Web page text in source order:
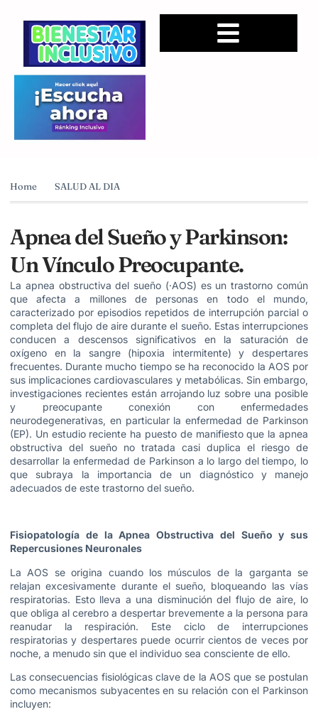
Home SALUD AL DIA
Apnea del Sueño y Parkinson:
Un Vínculo Preocupante.
La apnea obstructiva del sueño (·AOS) es un trastorno común
que afecta a millones de personas en todo el mundo,
caracterizado por episodios repetidos de interrupción parcial o
completa del flujo de aire durante el sueño. Estas interrupciones
conducen a descensos significativos en la saturación de
oxígeno en la sangre (hipoxia intermitente) y despertares
frecuentes. Durante mucho tiempo se ha reconocido la AOS por
sus implicaciones cardiovasculares y metabólicas. Sin embargo,
investigaciones recientes están arrojando luz sobre una posible
y preocupante conexión con enfermedades
neurodegenerativas, en particular la enfermedad de Parkinson
(EP). Un estudio reciente ha puesto de manifiesto que la apnea
obstructiva del sueño no tratada casi duplica el riesgo de
desarrollar la enfermedad de Parkinson a lo largo del tiempo, lo
que subraya la importancia de un diagnóstico y manejo
adecuados de este trastorno del sueño.
Fisiopatología de la Apnea Obstructiva del Sueño y sus
Repercusiones Neuronales
La AOS se origina cuando los músculos de la garganta se
relajan excesivamente durante el sueño, bloqueando las vías
respiratorias. Esto lleva a una disminución del flujo de aire, lo
que obliga al cerebro a despertar brevemente a la persona para
reanudar la respiración. Este ciclo de interrupciones
respiratorias y despertares puede ocurrir cientos de veces por
noche, a menudo sin que el individuo sea consciente de ello.
Las consecuencias fisiológicas clave de la AOS que se postulan
como mecanismos subyacentes en su relación con el Parkinson
incluyen: